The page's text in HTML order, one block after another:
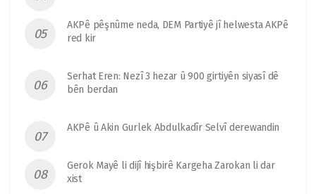
AKPê pêşnûme neda, DEM Partiyê jî helwesta AKPê
red kir
Serhat Eren: Nezî 3 hezar û 900 girtiyên siyasî dê
bên berdan
AKPê û Akin Gurlek Abdulkadîr Selvî derewandin
Gerok Mayê li dijî hişbirê Kargeha Zarokan li dar
xist